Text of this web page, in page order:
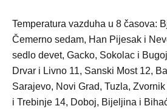
Temperatura vazduha u 8 časova:
Čemerno sedam, Han Pijesak i
sedlo devet, Gacko, Sokolac i
Drvar i Livno 11, Sanski Most 12,
Sarajevo, Novi Grad, Tuzla,
i Trebinje 14, Doboj, Bijeljina i